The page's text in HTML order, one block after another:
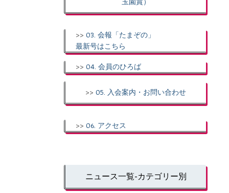
>> 03. 会報「たまぞの」
最新号はこちら
>> 04. 会員のひろば
>> 05. 入会案内・お問い合わせ
>> 06. アクセス
ニュース一覧-カテゴリー別